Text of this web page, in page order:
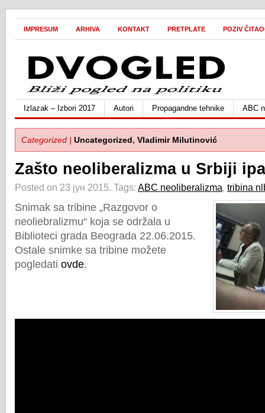
IMPRESUM ARHIVA KONTAKT PRETPLATE POZIV
Izlazak – Izbori 2017 Autori Propagandne tehnike ABC
Categorized | Uncategorized, Vladimir Milutinović
Zašto neoliberalizma u Srbiji
Posted on 23 јун 2015. Tags: ABC neoliberalizma, tribina
Snimak sa tribine „Razgovor o
neoliebralizmu“ koja se održala u
Biblioteci grada Beograda 22.06.2015.
Ostale snimke sa tribine možete
pogledati ovde.